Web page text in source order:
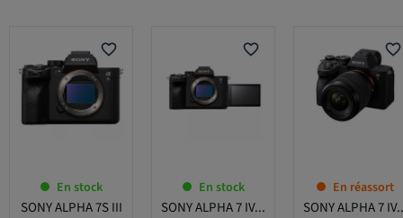
favorite_border
En stock
SONY ALPHA 7S III
favorite_border
En stock
SONY ALPHA 7 IV...
favorite_border
En réassort
SONY ALPHA 7